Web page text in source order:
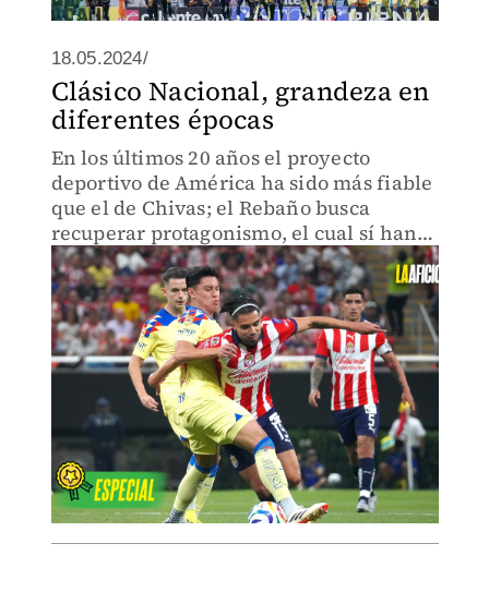
18.05.2024/
Clásico Nacional, grandeza en
diferentes épocas
En los últimos 20 años el proyecto
deportivo de América ha sido más fiable
que el de Chivas; el Rebaño busca
recuperar protagonismo, el cual sí han
tenido los azulcrema en la Liguilla